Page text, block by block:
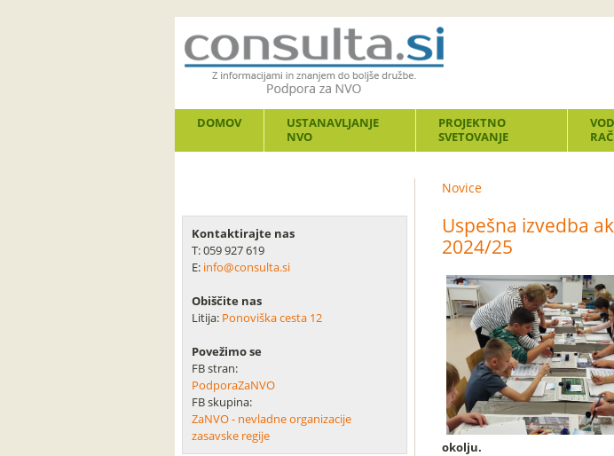
DOMOV
USTANAVLJANJE
NVO
PROJEKTNO
SVETOVANJE
Kontaktirajte nas
T: 059 927 619
E: info@consulta.si
Obiščite nas
Litija: Ponoviška cesta 12
Povežimo se
FB stran:
PodporaZaNVO
FB skupina:
ZaNVO - nevladne organizacije
zasavske regije
Novice
Uspešna izvedba
2024/25
okolju.